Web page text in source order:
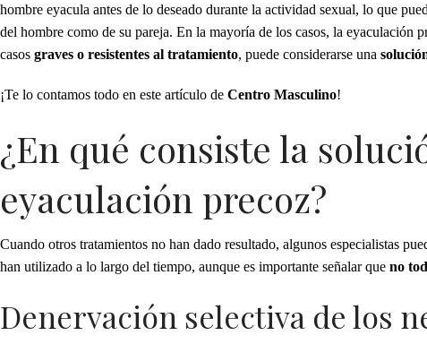
hombre eyacula antes de lo deseado durante la actividad sexual, lo que
del hombre como de su pareja. En la mayoría de los casos, la eyaculación
casos graves o resistentes al tratamiento, puede considerarse una
¡Te lo contamos todo en este artículo de Centro Masculino!
¿En qué consiste la
eyaculación precoz?
Cuando otros tratamientos no han dado resultado, algunos especialistas
han utilizado a lo largo del tiempo, aunque es importante señalar que no
Denervación selectiva de los